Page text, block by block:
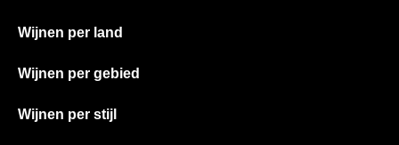
Wijnen per land
Wijnen per gebied
Wijnen per stijl